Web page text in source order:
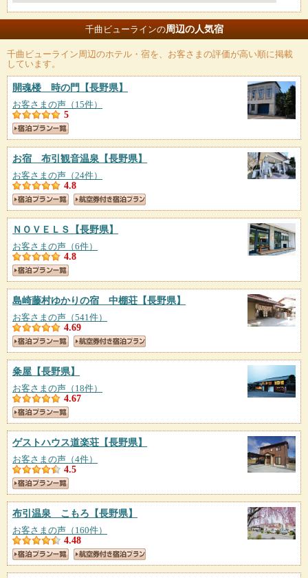
千曲ビューラインの周辺の人気宿
千曲ビューライン周辺のホテル・宿を、お客さまの評価が高い順に掲載
しています。
開魂楼 時の門 【長野県】
お客さまの声（15件）
5
お宿 布引観音温泉 【長野県】
お客さまの声（24件）
4.8
ＮＯＶＥＬＳ 【長野県】
お客さまの声（6件）
4.8
島崎藤村ゆかりの宿 中棚荘 【長野県】
お客さまの声（541件）
4.69
粂屋 【長野県】
お客さまの声（18件）
4.67
ゲストハウス道楽荘 【長野県】
お客さまの声（4件）
4.5
布引温泉 こもろ 【長野県】
お客さまの声（160件）
4.48